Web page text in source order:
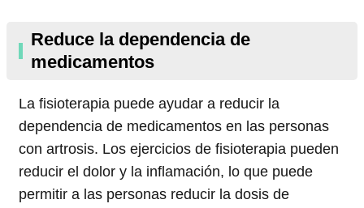
Reduce la dependencia de
medicamentos
La fisioterapia puede ayudar a reducir la
dependencia de medicamentos en las personas
con artrosis. Los ejercicios de fisioterapia pueden
reducir el dolor y la inflamación, lo que puede
permitir a las personas reducir la dosis de